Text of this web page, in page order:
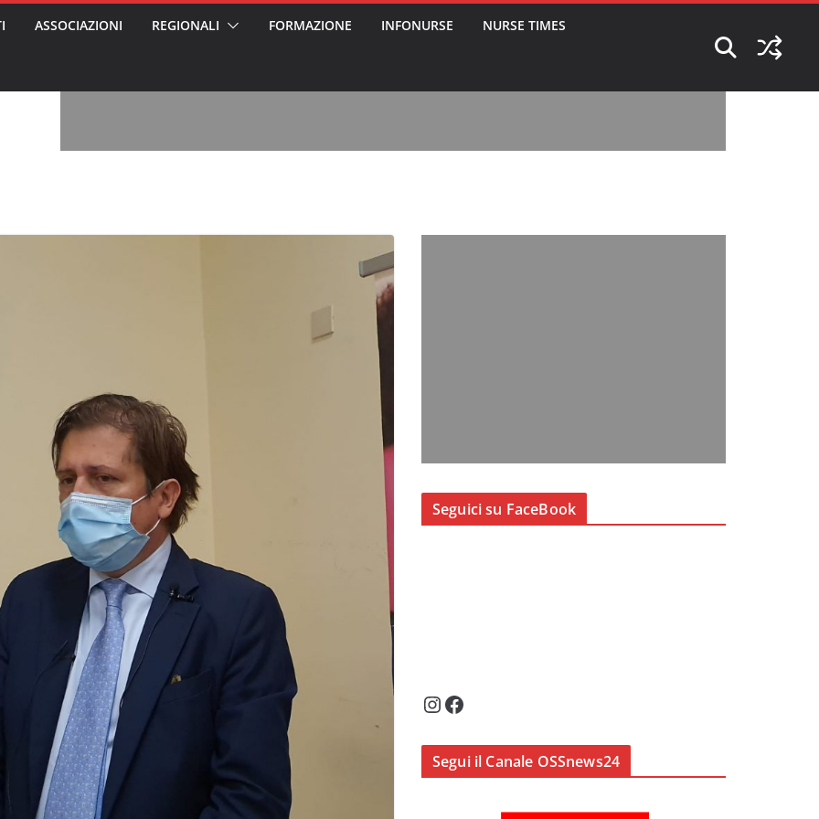
l’analisi di
per gli oss?”
partecipazione
abusi
ASSOCIAZIONI REGIONALI FORMAZIONE INFONURSE NURSE TIMES
Seguici su FaceBook
InstagramFacebook
Segui il Canale OSSnews24